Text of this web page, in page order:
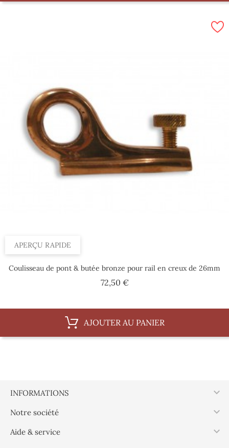
APERÇU RAPIDE
Coulisseau de pont & butée bronze pour rail en creux de 26mm
72,50 €Prix
AJOUTER AU PANIER
INFORMATIONS 
Notre société 
Aide & service 